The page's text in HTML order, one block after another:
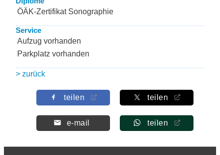
ÖÄK-Zertifikat Sonographie
Service
Aufzug vorhanden
Parkplatz vorhanden
> zurück
teilen teilen
e-mail teilen